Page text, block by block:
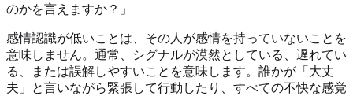
のかを言えますか？」
感情認識が低いことは、その人が感情を持っていないことを
意味しません。通常、シグナルが漠然としている、遅れてい
る、または誤解しやすいことを意味します。誰かが「大丈
夫」と言いながら緊張して行動したり、すべての不快な感覚